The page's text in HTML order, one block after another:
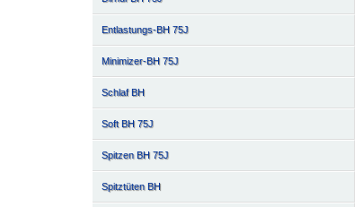
Entlastungs-BH 75J
Minimizer-BH 75J
Schlaf BH
Soft BH 75J
Spitzen BH 75J
Spitztüten BH